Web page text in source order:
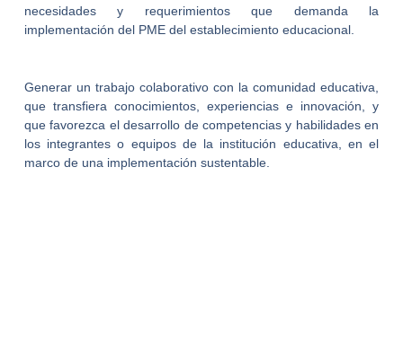
necesidades y requerimientos que demanda la
implementación del PME del establecimiento educacional.
Generar un trabajo colaborativo con la comunidad educativa,
que transfiera conocimientos, experiencias e innovación, y
que favorezca el desarrollo de competencias y habilidades en
los integrantes o equipos de la institución educativa, en el
marco de una implementación sustentable.